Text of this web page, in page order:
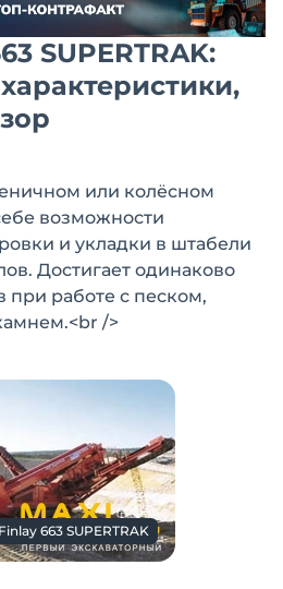
SUPERTRAK:
или колёсном
возможности
и укладки в штабели
Достигает одинаково
при работе с песком,
/>
663 SUPERTRAK